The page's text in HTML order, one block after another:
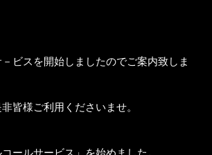
ビスを開始しましたのでご案内致しま
皆様ご利用くださいませ。